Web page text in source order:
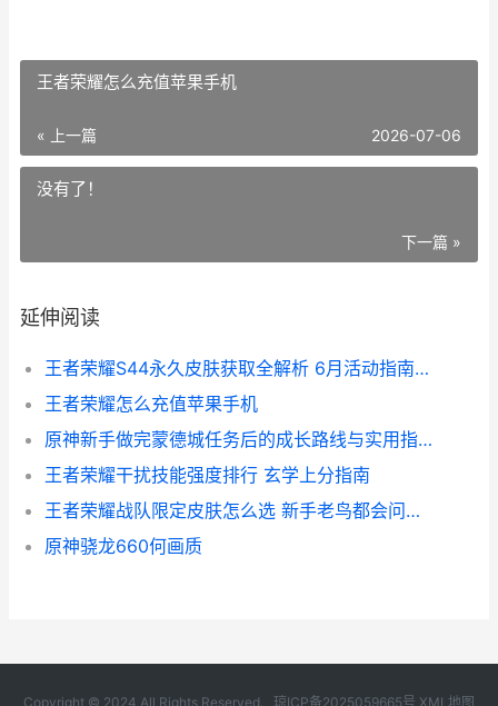
王者荣耀怎么充值苹果手机
« 上一篇 2026-07-06
没有了！
下一篇 »
延伸阅读
王者荣耀S44永久皮肤获取全解析 6月活动指南与性价比分析
王者荣耀怎么充值苹果手机
原神新手做完蒙德城任务后的成长路线与实用指引
王者荣耀干扰技能强度排行 玄学上分指南
王者荣耀战队限定皮肤怎么选 新手老鸟都会问的几个实在问题
原神骁龙660何画质
Copyright © 2024 All Rights Reserved. 琼ICP备2025059665号 XML地图